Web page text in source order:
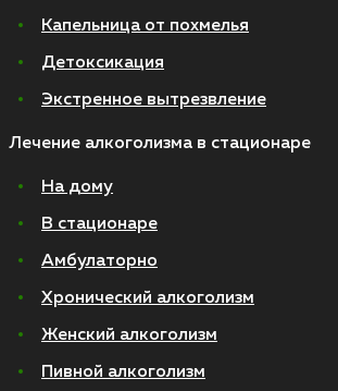
Капельница от похмелья
Детоксикация
Экстренное вытрезвление
Лечение алкоголизма в стационаре
На дому
В стационаре
Амбулаторно
Хронический алкоголизм
Женский алкоголизм
Пивной алкоголизм